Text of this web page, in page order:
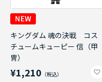
キングダム 魂の決戦 コス
チュームキューピー 信（甲
冑）
¥1,210